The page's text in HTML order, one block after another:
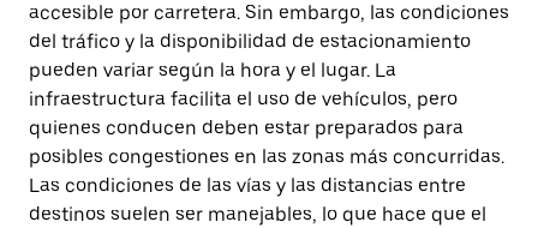
accesible por carretera. Sin embargo, las condiciones
del tráfico y la disponibilidad de estacionamiento
pueden variar según la hora y el lugar. La
infraestructura facilita el uso de vehículos, pero
quienes conducen deben estar preparados para
posibles congestiones en las zonas más concurridas.
Las condiciones de las vías y las distancias entre
destinos suelen ser manejables, lo que hace que el